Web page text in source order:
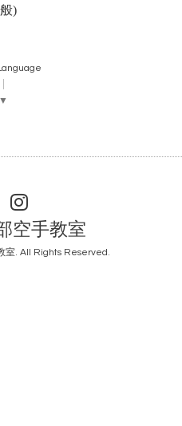
)
▼
空手教室
室. All Rights Reserved.